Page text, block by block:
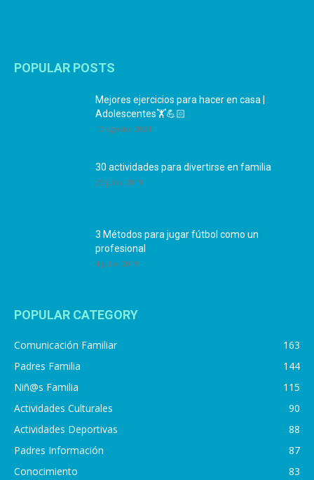
POPULAR POSTS
Mejores ejercicios para hacer en casa |
Adolescentes🏋️💪🏻
12 agosto, 2024
30 actividades para divertirse en familia
25 julio, 2019
3 Métodos para jugar fútbol como un
profesional
4 julio, 2019
POPULAR CATEGORY
Comunicación Familiar
163
Padres Familia
144
Niñ@s Familia
115
Actividades Culturales
90
Actividades Deportivas
88
Padres Información
87
Conocimiento
83